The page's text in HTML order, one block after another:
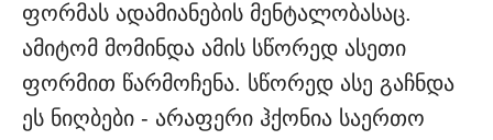
ფორმას ადამიანების მენტალობასაც.
ამიტომ მომინდა ამის სწორედ ასეთი
ფორმით წარმოჩენა. სწორედ ასე გაჩნდა
ეს ნიღბები - არაფერი ჰქონია საერთო